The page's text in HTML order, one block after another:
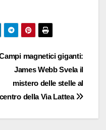
magnetici giganti:
James Webb Svela il
mistero delle stelle al
centro della Via Lattea